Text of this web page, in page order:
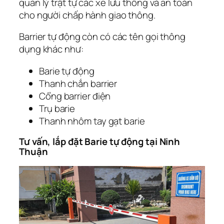
cho người chấp hành giao thông.
Barrier tự động còn có các tên gọi thông
dụng khác như:
Barie tự động
Thanh chắn barrier
Cổng barrier điện
Trụ barie
Thanh nhôm tay gạt barie
Tư vấn, lắp đặt Barie tự động tại Ninh
Thuận